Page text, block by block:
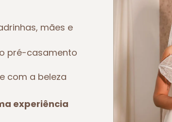
mães e
pré-casamento
com a beleza
experiência